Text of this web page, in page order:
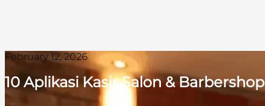
February 12, 2026
10 Aplikasi Kasir Salon &